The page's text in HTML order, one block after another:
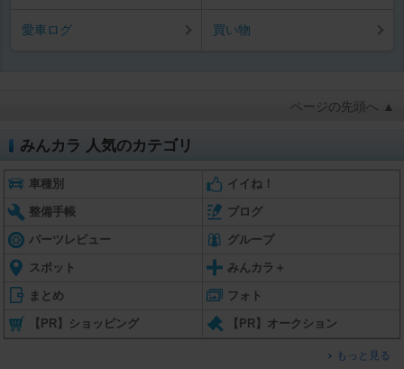
愛車ログ 買い物
ページの先頭へ ▲
みんカラ 人気のカテゴリ
車種別 イイね！
整備手帳 ブログ
パーツレビュー グループ
スポット みんカラ＋
まとめ フォト
【PR】ショッピング 【PR】オークション
もっと見る